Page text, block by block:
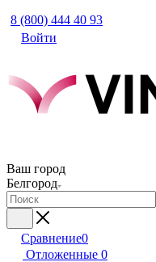
8 (800) 444 40 93
Войти
Ваш город
Белгород
Сравнение0
Отложенные 0